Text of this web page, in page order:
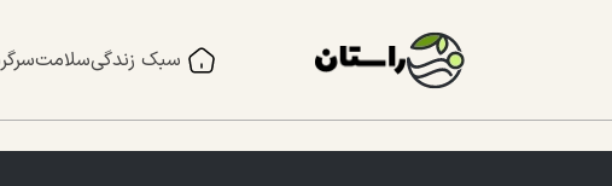
سبک زندگیسلامت